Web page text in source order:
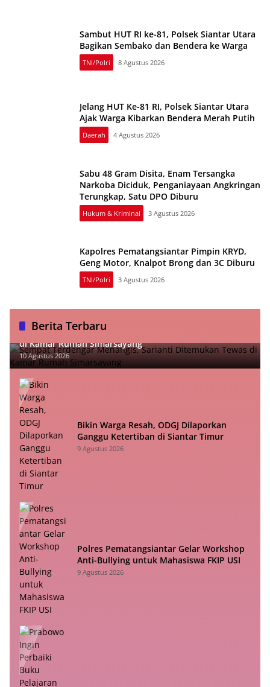
Sambut HUT RI ke-81, Polsek Siantar Utara
Bagikan Sembako dan Bendera ke Warga
TNI/Polri 8 Agustus 2026
Jelang HUT Ke-81 RI, Polsek Siantar Utara
Ajak Warga Kibarkan Bendera Merah Putih
Daerah 4 Agustus 2026
Sabu 48 Gram Disita, Enam Tersangka
Narkoba Diciduk, Penganiayaan Angkringan
Terungkap, Satu DPO Diburu
Hukum & Kriminal 3 Agustus 2026
Kapolres Pematangsiantar Pimpin KRYD,
Geng Motor, Knalpot Brong dan 3C Diburu
TNI/Polri 3 Agustus 2026
Berita Terbaru
Sempat Terdengar Menangis, Sarianti Ditemukan Tewas
di Kamar Rumah Simarsayang
10 Agustus 2026
Bikin Warga Resah, ODGJ Dilaporkan
Ganggu Ketertiban di Siantar Timur
9 Agustus 2026
Polres Pematangsiantar Gelar Workshop
Anti-Bullying untuk Mahasiswa FKIP USI
9 Agustus 2026